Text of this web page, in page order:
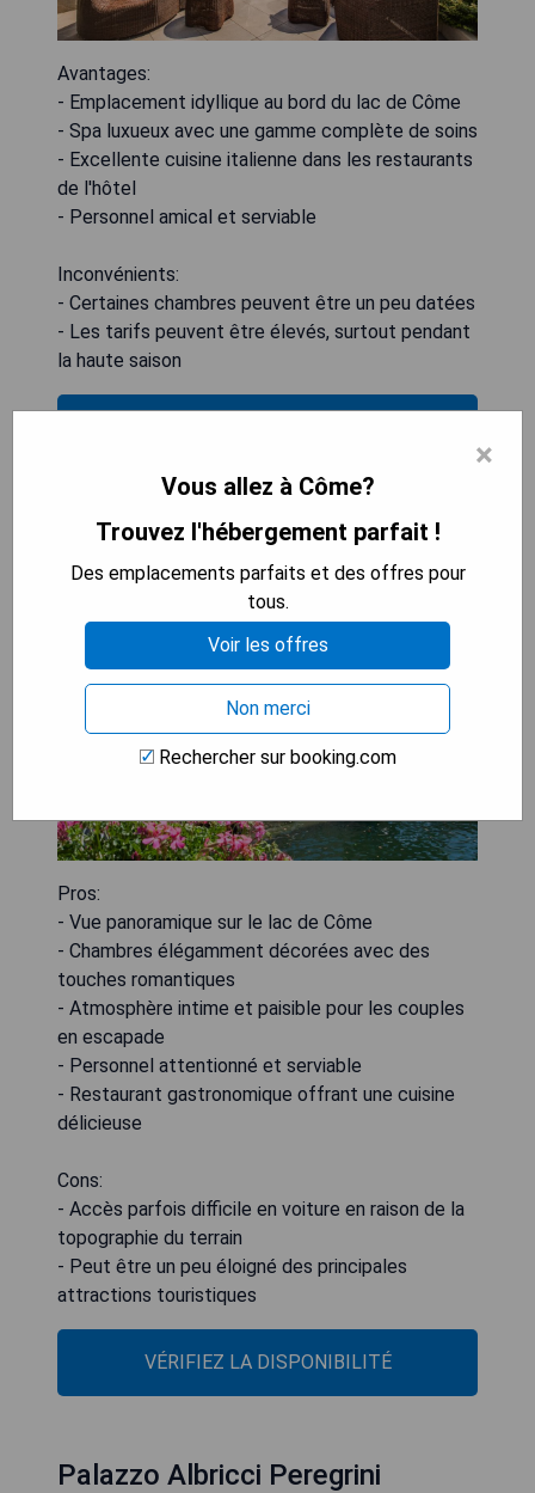
Avantages:
- Emplacement idyllique au bord du lac de Côme
- Spa luxueux avec une gamme complète de soins
- Excellente cuisine italienne dans les restaurants
de l'hôtel
- Personnel amical et serviable
Inconvénients:
- Certaines chambres peuvent être un peu datées
- Les tarifs peuvent être élevés, surtout pendant
la haute saison
Il Belvedere (Torno)
Pros:
- Vue panoramique sur le lac de Côme
- Chambres élégamment décorées avec des
touches romantiques
- Atmosphère intime et paisible pour les couples
en escapade
- Personnel attentionné et serviable
- Restaurant gastronomique offrant une cuisine
délicieuse
Cons:
- Accès parfois difficile en voiture en raison de la
topographie du terrain
- Peut être un peu éloigné des principales
attractions touristiques
VÉRIFIEZ LA DISPONIBILITÉ
Palazzo Albricci Peregrini
×
Vous allez à Côme?
Trouvez l'hébergement parfait !
Des emplacements parfaits et des offres pour
tous.
Voir les offres
Non merci
Rechercher sur booking.com